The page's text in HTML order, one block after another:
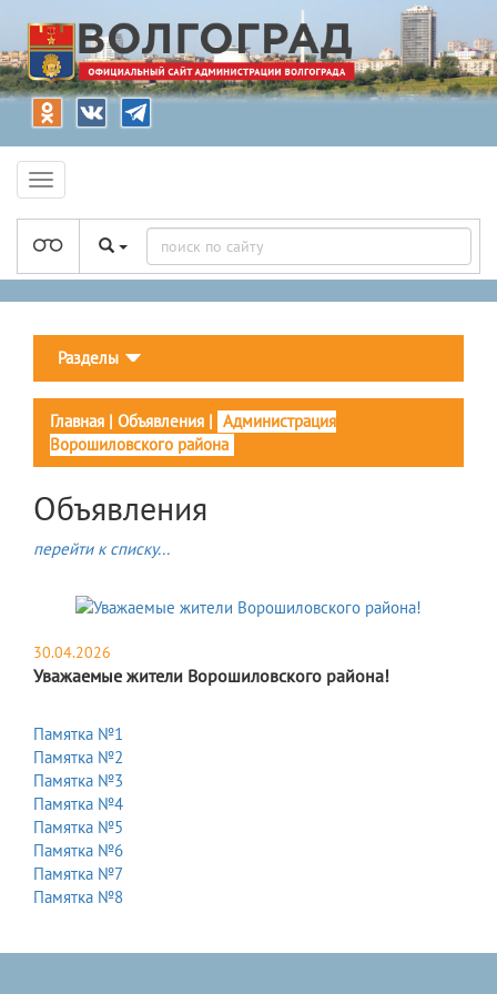
Разделы
Главная | Объявления | Администрация
Ворошиловского района
Объявления
перейти к списку...
30.04.2026
Уважаемые жители Ворошиловского района!
Памятка №1
Памятка №2
Памятка №3
Памятка №4
Памятка №5
Памятка №6
Памятка №7
Памятка №8